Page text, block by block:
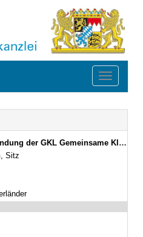
Toggle
der Länder (GKL-StV) Vom 15. Dezember 2011/19. Januar 2012 (§§ 1–20)
Sitz